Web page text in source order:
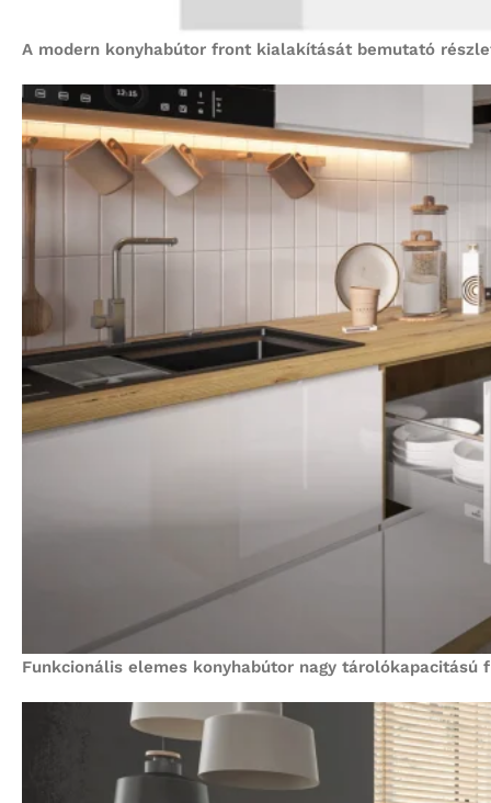
A modern konyhabútor front kialakítását bemutató
Funkcionális elemes konyhabútor nagy